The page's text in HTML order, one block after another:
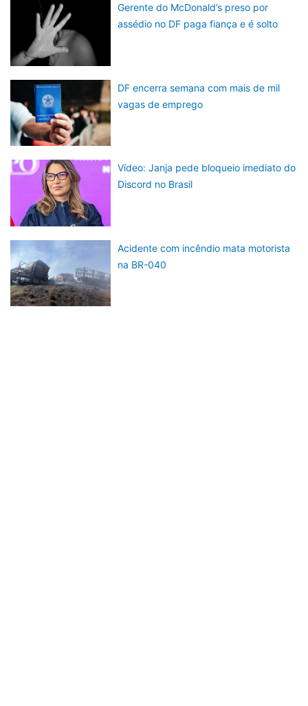
Gerente do McDonald’s preso por
assédio no DF paga fiança e é solto
DF encerra semana com mais de mil
vagas de emprego
Vídeo: Janja pede bloqueio imediato do
Discord no Brasil
Acidente com incêndio mata motorista
na BR-040